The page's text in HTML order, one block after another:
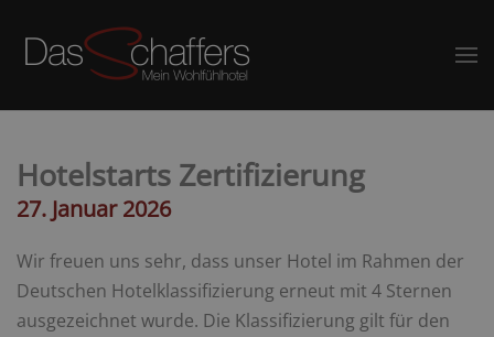
Hotelstarts Zertifizierung
27. Januar 2026
Wir freuen uns sehr, dass unser Hotel im Rahmen der
Deutschen Hotelklassifizierung erneut mit 4 Sternen
ausgezeichnet wurde. Die Klassifizierung gilt für den